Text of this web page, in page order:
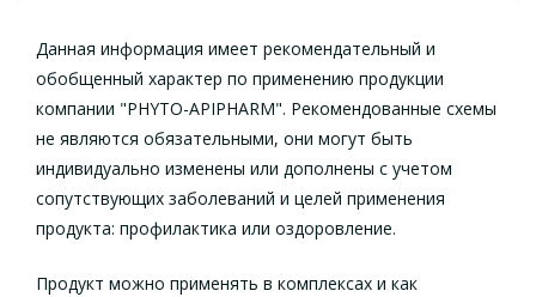
Данная информация имеет рекомендательный и
обобщенный характер по применению продукции
компании "PHYTO-APIPHARM". Рекомендованные схемы
не являются обязательными, они могут быть
индивидуально изменены или дополнены с учетом
сопутствующих заболеваний и целей применения
продукта: профилактика или оздоровление.
Продукт можно применять в комплексах и как